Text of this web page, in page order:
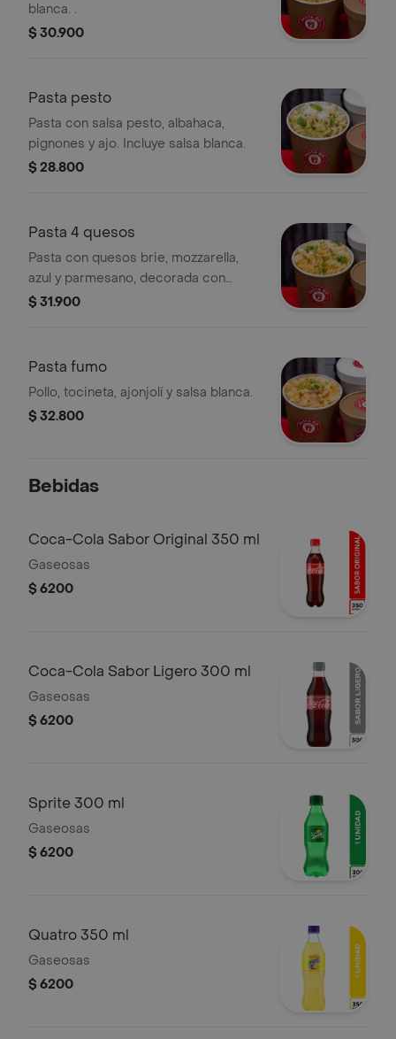
blanca. .
$ 30.900
Pasta pesto
Pasta con salsa pesto, albahaca,
pignones y ajo. Incluye salsa blanca.
$ 28.800
Pasta 4 quesos
Pasta con quesos brie, mozzarella,
azul y parmesano, decorada con
brócoli.
$ 31.900
Pasta fumo
Pollo, tocineta, ajonjolí y salsa blanca.
$ 32.800
Bebidas
Coca-Cola Sabor Original 350 ml
Gaseosas
$ 6200
Coca-Cola Sabor Ligero 300 ml
Gaseosas
$ 6200
Sprite 300 ml
Gaseosas
$ 6200
Quatro 350 ml
Gaseosas
$ 6200